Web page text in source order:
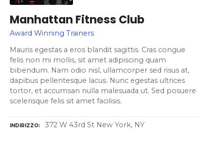
Manhattan Fitness Club
Award Winning Trainers
Mauris egestas a eros blandit sagittis. Cras congue
felis non mi mollis, sit amet adipiscing quam
bibendum. Nam odio nisl, ullamcorper sed risus at,
dapibus pellentesque lacus. Nunc egestas ultrices
tortor, et accumsan nulla malesuada ut. Sed posuere
scelerisque felis sit amet facilisis.
INDIRIZZO 372 W 43rd St New York, NY